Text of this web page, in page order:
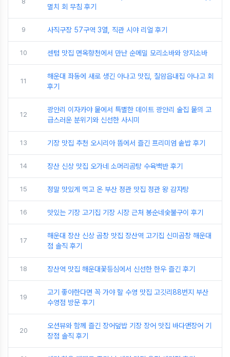
멸치 회 무침 후기
9 사직구장 57구역 3열, 직관 시야 리얼 후기
10 센텀 맛집 면옥향천에서 만난 순메밀 모리소바와 양지소바
11
해운대 좌동에 새로 생긴 아나고 맛집, 칠암읍내집 아나고 회
후기
12
광안리 이자카야 뭍에서 특별한 데이트 광안리 술집 뭍의 고
급스러운 분위기와 신선한 사시미
13 기장 맛집 추천 오시리아 뜸에서 즐긴 프리미엄 솥밥 후기
14 장산 신상 맛집 오가네 소머리곰탕 수육백반 후기
15 정말 맛있게 먹고 온 부산 정관 맛집 정관 왕 감자탕
16 맛있는 기장 고기집 기장 시장 근처 봉순네숯불구이 후기
17
해운대 장산 신상 곱창 맛집 장산역 고기집 신미곱창 해운대
점 솔직 후기
18 장산역 맛집 해운대꽃등심에서 신선한 한우 즐긴 후기
19
고기 좋아한다면 꼭 가야 할 수영 맛집 고깃리88번지 부산
수영점 방문 후기
20
오션뷰와 함께 즐긴 장어덮밥 기장 장어 맛집 바다앤장어 기
장점 솔직 후기